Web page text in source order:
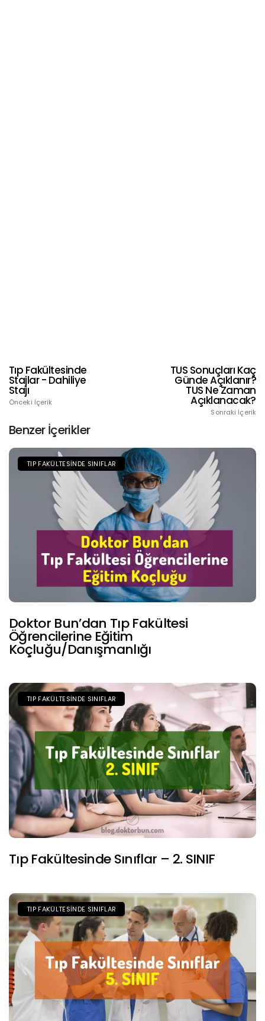
Tıp Fakültesinde
Stajlar - Dahiliye
Stajı
Önceki İçerik
TUS Sonuçları Kaç
Günde Açıklanır?
TUS Ne Zaman
Açıklanacak?
Sonraki İçerik
Benzer İçerikler
TIP FAKÜLTESINDE SINIFLAR
Doktor Bun’dan Tıp Fakültesi
Öğrencilerine Eğitim
Koçluğu/Danışmanlığı
TIP FAKÜLTESINDE SINIFLAR
Tıp Fakültesinde Sınıflar – 2. SINIF
TIP FAKÜLTESINDE SINIFLAR